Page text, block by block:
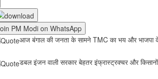
PM Modi on WhatsApp
आज बंगाल की जनता के सामने TMC का भय और भाजपा के
डबल इंजन वाली सरकार बेहतर इंफ्रास्ट्रक्चर और